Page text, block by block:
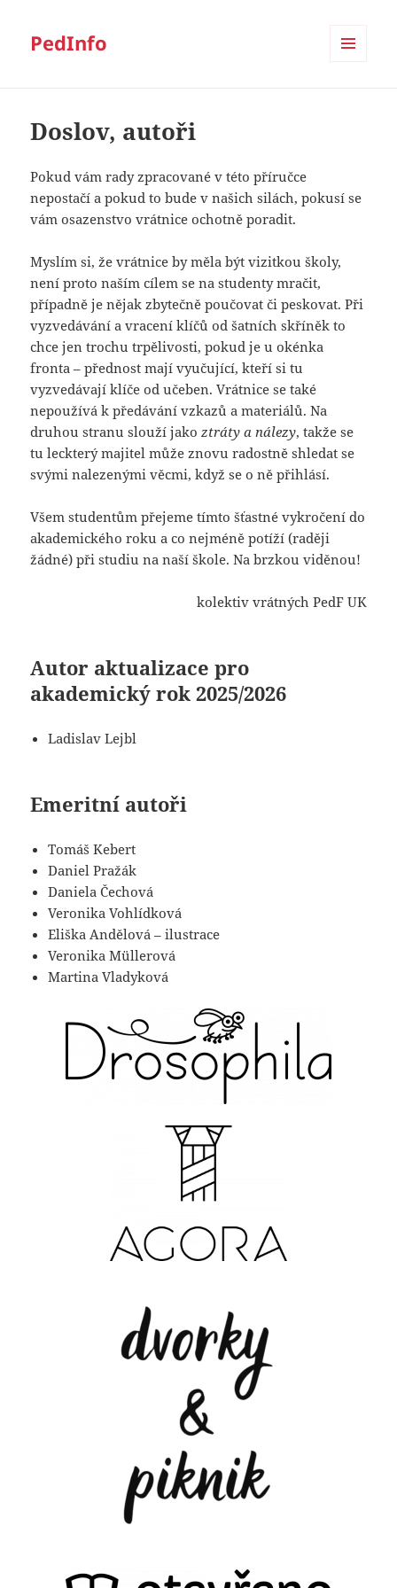
PedInfo
Doslov, autoři
Pokud vám rady zpracované v této příručce
nepostačí a pokud to bude v našich silách, pokusí se
vám osazenstvo vrátnice ochotně poradit.
Myslím si, že vrátnice by měla být vizitkou školy,
není proto naším cílem se na studenty mračit,
případně je nějak zbytečně poučovat či peskovat. Při
vyzvedávání a vracení klíčů od šatních skříněk to
chce jen trochu trpělivosti, pokud je u okénka
fronta – přednost mají vyučující, kteří si tu
vyzvedávají klíče od učeben. Vrátnice se také
nepoužívá k předávání vzkazů a materiálů. Na
druhou stranu slouží jakoztráty a nálezy, takže se
tu leckterý majitel může znovu radostně shledat se
svými nalezenými věcmi, když se o ně přihlásí.
Všem studentům přejeme tímto šťastné vykročení do
akademického roku a co nejméně potíží (raději
žádné) při studiu na naší škole. Na brzkou viděnou!
kolektiv vrátných PedF UK
Autor aktualizace pro
akademický rok 2025/2026
Ladislav Lejbl
Emeritní autoři
Tomáš Kebert
Daniel Pražák
Daniela Čechová
Veronika Vohlídková
Eliška Andělová – ilustrace
Veronika Müllerová
Martina Vladyková